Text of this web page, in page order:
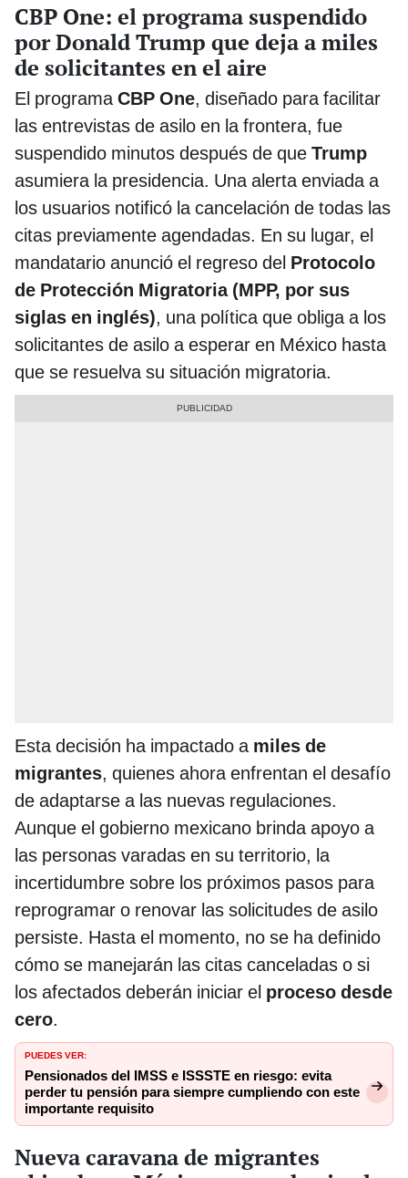
CBP One: el programa suspendido
por Donald Trump que deja a miles
de solicitantes en el aire
El programaCBP One, diseñado para facilitar
las entrevistas de asilo en la frontera, fue
suspendido minutos después de que Trump
asumiera la presidencia. Una alerta enviada a
los usuarios notificó la cancelación de todas las
citas previamente agendadas. En su lugar, el
mandatario anunció el regreso del Protocolo
de Protección Migratoria (MPP, por sus
siglas en inglés), una política que obliga a los
solicitantes de asilo a esperar en México hasta
que se resuelva su situación migratoria.
Esta decisión ha impactado a miles de
migrantes, quienes ahora enfrentan el desafío
de adaptarse a las nuevas regulaciones.
Aunque el gobierno mexicano brinda apoyo a
las personas varadas en su territorio, la
incertidumbre sobre los próximos pasos para
reprogramar o renovar las solicitudes de asilo
persiste. Hasta el momento, no se ha definido
cómo se manejarán las citas canceladas o si
los afectados deberán iniciar el proceso desde
cero.
PUEDES VER:
Pensionados del IMSS e ISSSTE en riesgo: evita
perder tu pensión para siempre cumpliendo con este
importante requisito
Nueva caravana de migrantes